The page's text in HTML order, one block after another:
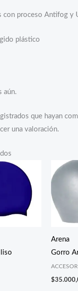
con proceso Antifog y
plástico
aún.
que hayan
una valoración.
Arena
Gorro
$